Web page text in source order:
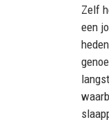
Zelf
een